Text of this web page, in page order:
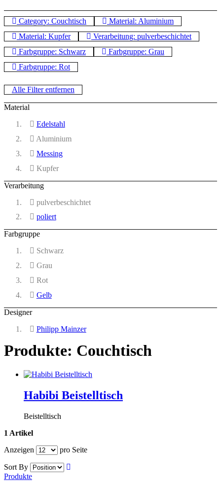
Category: Couchtisch
Material: Aluminium
Material: Kupfer
Verarbeitung: pulverbeschichtet
Farbgruppe: Schwarz
Farbgruppe: Grau
Farbgruppe: Rot
Alle Filter entfernen
Material
Edelstahl
Aluminium
Messing
Kupfer
Verarbeitung
pulverbeschichtet
poliert
Farbgruppe
Schwarz
Grau
Rot
Gelb
Designer
Philipp Mainzer
Produkte: Couchtisch
Habibi Beistelltisch
Beistelltisch
1 Artikel
Anzeigen
pro Seite
Sort By
Produkte